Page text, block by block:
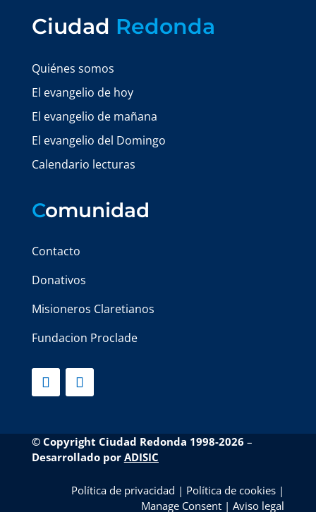
Ciudad Redonda
Quiénes somos
El evangelio de hoy
El evangelio de mañana
El evangelio del Domingo
Calendario lecturas
Comunidad
Contacto
Donativos
Misioneros Claretianos
Fundacion Proclade
© Copyright Ciudad Redonda 1998-2026 –
Desarrollado por ADISIC
Política de privacidad | Política de cookies |
Manage Consent |Aviso legal